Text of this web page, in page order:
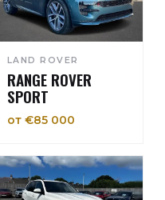
LAND ROVER
RANGE ROVER
SPORT
от €85 000